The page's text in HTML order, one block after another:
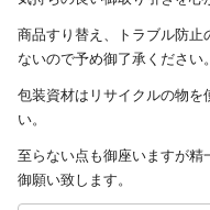
商品すり替え、トラブル防
ないので予め御了承ください。
包装資材はリサイクルの物
い。
至らない点も御座いますが精
御願い致します。